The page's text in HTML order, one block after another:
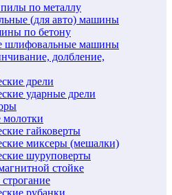
по металлу
(для авто) машины
по бетону
шлифовальные машины
долбление,
дрели
ударные дрели
гайковерты
миксеры (мешалки)
шуруповерты
стойке
рубанки